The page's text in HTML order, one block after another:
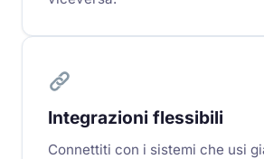
Integrazioni flessibili
Connettiti con i sistemi che usi